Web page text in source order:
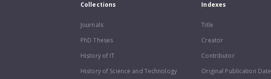
Collections
Journals
PhD Theses
History of IT
History of Science and Technology
Indexes
Title
Creator
Contributor
Original Publication Date